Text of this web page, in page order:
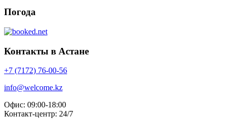
Погода
Контакты в Астане
+7 (7172) 76-00-56
info@welcome.kz
Офис: 09:00-18:00
Контакт-центр: 24/7